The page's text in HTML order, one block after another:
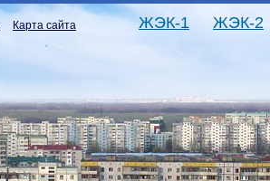
Карта сайта ЖЭК-1 ЖЭК-2